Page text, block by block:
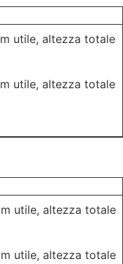
utile, altezza totale
utile, altezza totale
utile, altezza totale
utile, altezza totale